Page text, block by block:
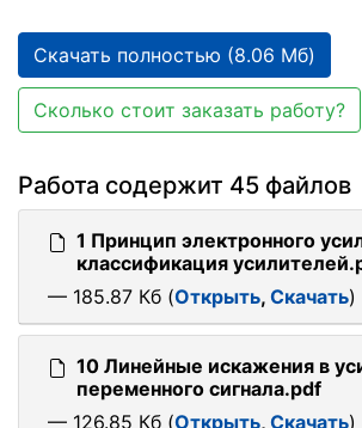
Скачать полностью (8.06 Мб)
Сколько стоит заказать работу?
Работа содержит 45 файлов
1 Принцип электронного
классификация
— 185.87 Кб (Открыть, Скачать)
10 Линейные искажения в
переменного сигнала.pdf
— 126.85 Кб (Открыть, Скачать)